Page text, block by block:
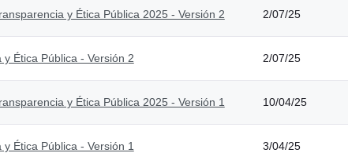
y Ética Pública 2025 - Versión 2 2/07/25
Ética Pública - Versión 2 2/07/25
y Ética Pública 2025 - Versión 1 10/04/25
Ética Pública - Versión 1 3/04/25